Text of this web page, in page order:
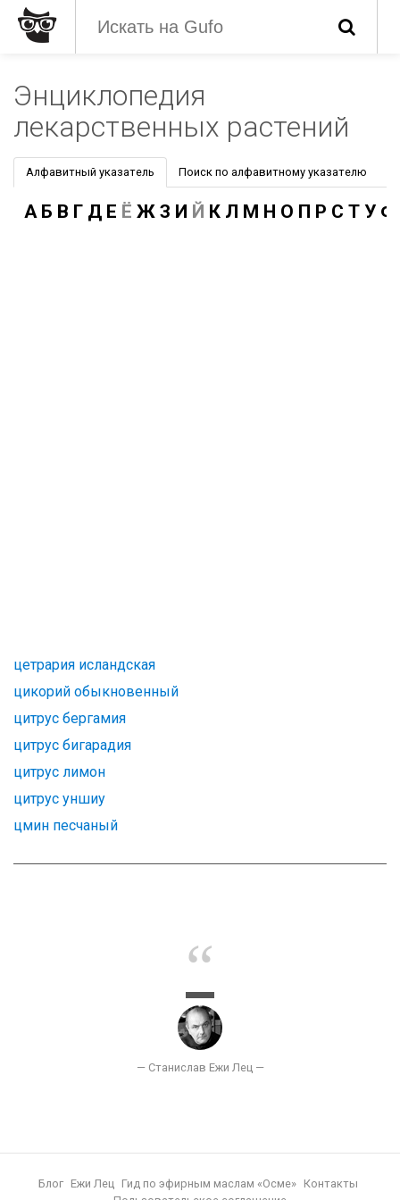
Энциклопедия
лекарственных растений
Алфавитный указатель Поиск по алфавитному указателю
А Б В Г Д Е Ё Ж З И Й К Л М Н О П Р С Т У Ф
цетрария исландская
цикорий обыкновенный
цитрус бергамия
цитрус бигарадия
цитрус лимон
цитрус уншиу
цмин песчаный
Блог Ежи Лец Гид по эфирным маслам «Осме»
Контакты